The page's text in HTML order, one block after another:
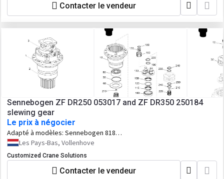
Contacter le vendeur
Sennebogen ZF DR250 053017 and ZF DR350 250184
slewing gear
Le prix à négocier
Adapté à modèles: Sennebogen 818
821 825 E series ( and older type
sennebogen cranes with this slewing
reduction ).
Les Pays-Bas, Vollenhove
Customized Crane Solutions
Contacter le vendeur